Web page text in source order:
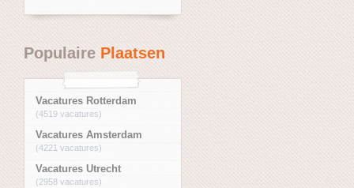
PopulairePlaatsen
Vacatures Rotterdam
(4519 vacatures)
Vacatures Amsterdam
(4221 vacatures)
Vacatures Utrecht
(2958 vacatures)